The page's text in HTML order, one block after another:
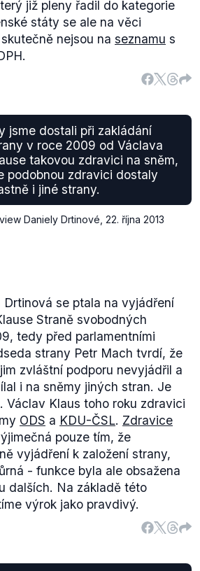
již pleny řadil do kategorie
státy se ale na věci
nejsou na seznamu s
jsme dostali při zakládání
v roce 2009 od Václava
takovou zdravici na sněm,
podobnou zdravici dostaly
i jiné strany.
Daniely Drtinové 22. října 2013
Drtinová se ptala na vyjádření
Straně svobodných
tedy před parlamentními
strany Petr Mach tvrdí, že
zvláštní podporu nevyjádřil a
i na sněmy jiných stran. Je
Václav Klaus toho roku zdravici
ODS a KDU-ČSL. Zdravice
pouze tím, že
vyjádření k založení strany,
- funkce byla ale obsažena
dalších. Na základě této
výrok jako pravdivý.